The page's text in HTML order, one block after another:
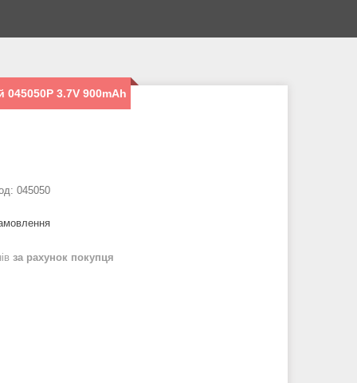
045050P 3.7V 900mAh
045050
за рахунок покупця